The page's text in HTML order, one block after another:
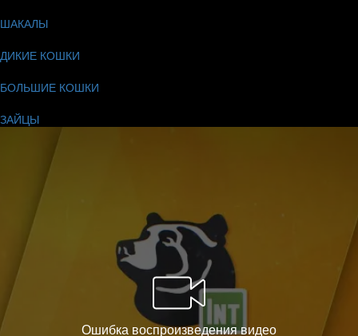
ШАКАЛЫ
ДИКИЕ КОШКИ
БОЛЬШИЕ КОШКИ
ЗАЙЦЫ